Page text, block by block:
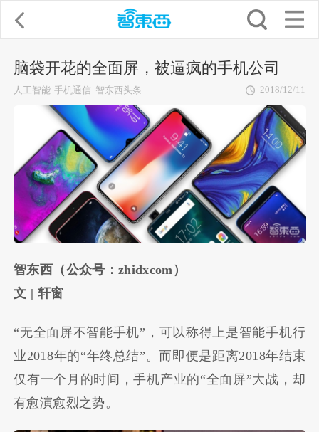
脑袋开花的全面屏，被逼疯的手机公司
人工智能 手机通信 智东西头条 2018/12/11
智东西（公众号：zhidxcom）
文 | 轩窗
“无全面屏不智能手机”，可以称得上是智能手机行
业2018年的“年终总结”。而即便是距离2018年结束
仅有一个月的时间，手机产业的“全面屏”大战，却
有愈演愈烈之势。